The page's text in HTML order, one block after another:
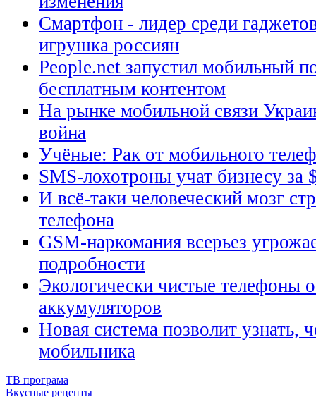
Смартфон - лидер среди
игрушка россиян
People.net запустил мобильный
бесплатным контентом
На рынке мобильной связи
война
Учёные: Рак от мобильного
SMS-лохотроны учат бизнесу за
И всё-таки человеческий мозг
телефона
GSM-наркомания всерьез
подробности
Экологически чистые телефоны
аккумуляторов
Новая система позволит узнать,
мобильника
ТВ програма
Вкусные рецепты